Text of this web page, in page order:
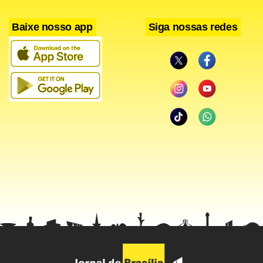
“Prefiro começar uma série melhor-de-cinco jogando a
Atuando em seu ginásio no primeiro jogo, Oncken espera
neutralizem o poder ofensivo dos adversários. “Acredito
Baixe nosso app Siga nossas redes